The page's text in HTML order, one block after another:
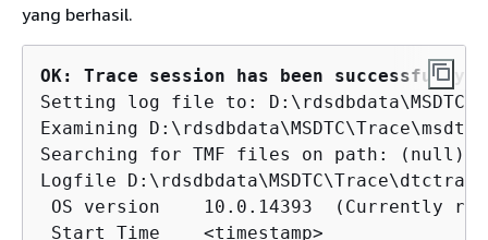
yang berhasil.
OK: Trace session has been successfully
Setting log file to:
Examining
Searching for TMF files on path: (null)
Logfile
OS version    10.0.14393  (Currently
Start Time    <timestamp>